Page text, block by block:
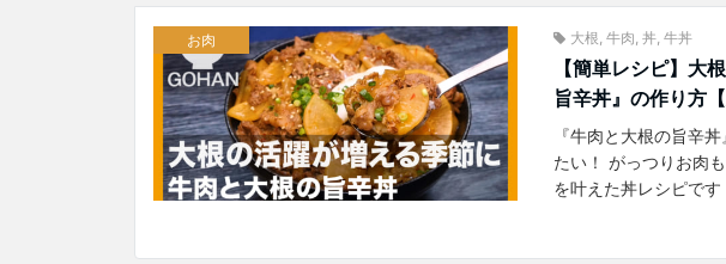
お肉 大根 牛肉 丼, 牛丼
【簡単レシピ】大
旨辛丼』の作り方【
『牛肉と大根の旨辛
たい！ がっつりお肉
を叶えた丼レシピで